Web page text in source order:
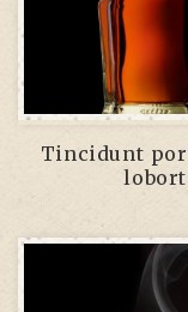
Tincidunt